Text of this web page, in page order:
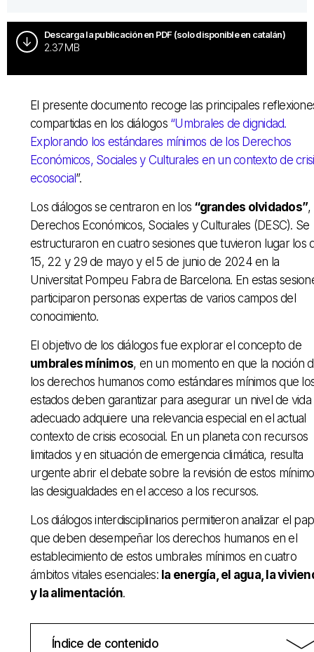
Descarga la publicación en PDF (solo disponible en catalán)
2.37 MB
El presente documento recoge las principales
compartidas en los diálogos “Umbrales de dignidad.
Explorando los estándares mínimos de los Derechos
Económicos, Sociales y Culturales en un contexto de
ecosocial ”.
Los diálogos se centraron en los “grandes olvidados”,
Derechos Económicos, Sociales y Culturales (DESC). Se
estructuraron en cuatro sesiones que tuvieron lugar los
15, 22 y 29 de mayo y el 5 de junio de 2024 en la
Universitat Pompeu Fabra de Barcelona. En estas
participaron personas expertas de varios campos del
conocimiento.
El objetivo de los diálogos fue explorar el concepto de
umbrales mínimos, en un momento en que la noción
los derechos humanos como estándares mínimos que
estados deben garantizar para asegurar un nivel de vida
adecuado adquiere una relevancia especial en el actual
contexto de crisis ecosocial. En un planeta con recursos
limitados y en situación de emergencia climática, resulta
urgente abrir el debate sobre la revisión de estos
las desigualdades en el acceso a los recursos.
Los diálogos interdisciplinarios permitieron analizar el
que deben desempeñar los derechos humanos en el
establecimiento de estos umbrales mínimos en cuatro
ámbitos vitales esenciales: la energía, el agua, la
y la alimentación.
Índice de contenido